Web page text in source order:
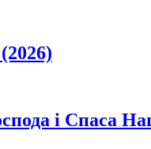
і Спаса